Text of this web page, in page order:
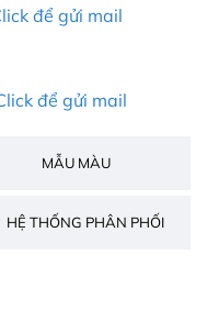
để gửi mail
để gửi mail
MẪU MÀU
HỆ THỐNG PHÂN PHỐI